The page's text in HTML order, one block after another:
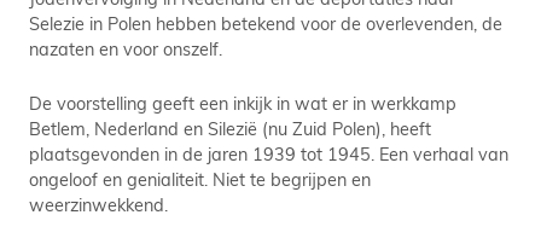
Selezie in Polen hebben betekend voor de overlevenden, de
nazaten en voor onszelf.
De voorstelling geeft een inkijk in wat er in werkkamp
Betlem, Nederland en Silezië (nu Zuid Polen), heeft
plaatsgevonden in de jaren 1939 tot 1945. Een verhaal van
ongeloof en genialiteit. Niet te begrijpen en
weerzinwekkend.